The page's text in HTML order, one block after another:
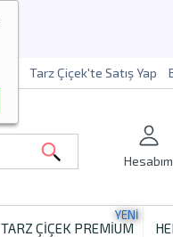
Tarz Çiçek'te Satış Yap
Hesabım
TARZ ÇİÇEK PREMİUM
YENİ